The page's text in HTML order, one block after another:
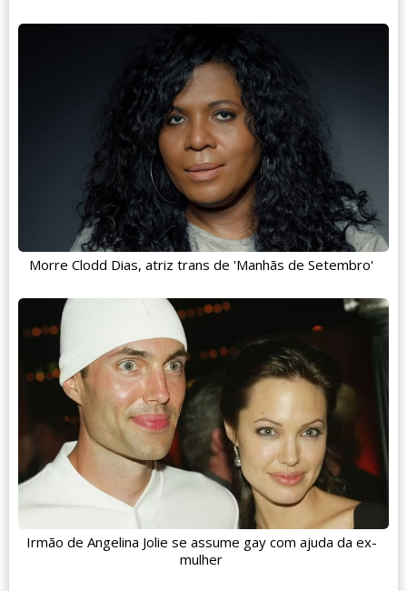
Morre Clodd Dias, atriz trans de 'Manhãs de Setembro'
Irmão de Angelina Jolie se assume gay com ajuda da ex-
mulher